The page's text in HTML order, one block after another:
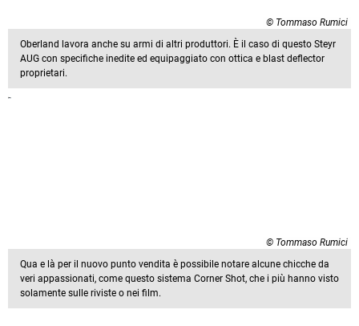
© Tommaso Rumici
Oberland lavora anche su armi di altri produttori. È il caso di questo Steyr
AUG con specifiche inedite ed equipaggiato con ottica e blast deflector
proprietari.
© Tommaso Rumici
Qua e là per il nuovo punto vendita è possibile notare alcune chicche da
veri appassionati, come questo sistema Corner Shot, che i più hanno visto
solamente sulle riviste o nei film.